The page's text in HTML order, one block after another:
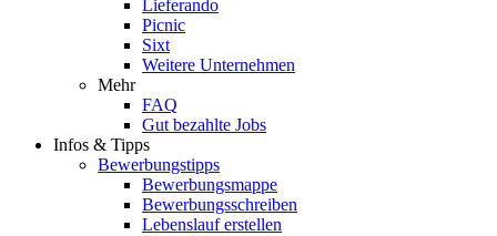
Lieferando
Picnic
Sixt
Weitere Unternehmen
Mehr
FAQ
Gut bezahlte Jobs
Infos & Tipps
Bewerbungstipps
Bewerbungsmappe
Bewerbungsschreiben
Lebenslauf erstellen